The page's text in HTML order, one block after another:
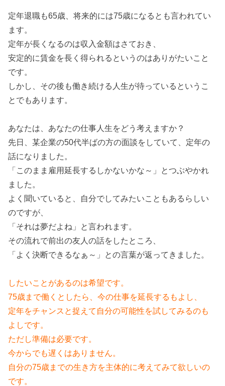
定年退職も65歳、将来的には75歳になるとも言われてい
ます。
定年が長くなるのは収入金額はさておき、
安定的に賃金を長く得られるというのはありがたいこと
です。
しかし、その後も働き続ける人生が待っているというこ
とでもあります。
あなたは、あなたの仕事人生をどう考えますか？
先日、某企業の50代半ばの方の面談をしていて、定年の
話になりました。
「このまま雇用延長するしかないかな～」とつぶやかれ
ました。
よく聞いていると、自分でしてみたいこともあるらしい
のですが、
「それは夢だよね」と言われます。
その流れで前出の友人の話をしたところ、
「よく決断できるなぁ～」との言葉が返ってきました。
したいことがあるのは希望です。
75歳まで働くとしたら、今の仕事を延長するもよし、
定年をチャンスと捉えて自分の可能性を試してみるのも
よしです。
ただし準備は必要です。
今からでも遅くはありません。
自分の75歳までの生き方を主体的に考えてみて欲しいの
です。